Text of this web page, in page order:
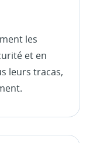
les
et en
leurs tracas,